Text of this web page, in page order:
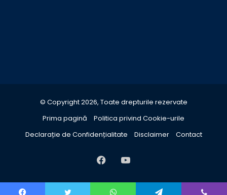
© Copyright 2026, Toate drepturile rezervate
Prima pagină
Politica privind Cookie-urile
Declarație de Confidențialitate
Disclaimer Contact
FacebookYouTube